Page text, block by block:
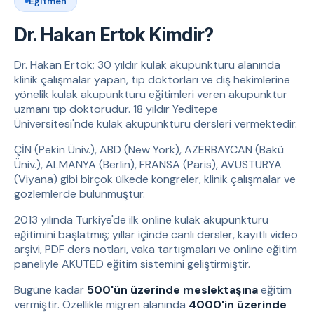
Dr. Hakan Ertok Kimdir?
Dr. Hakan Ertok; 30 yıldır kulak akupunkturu alanında
klinik çalışmalar yapan, tıp doktorları ve diş hekimlerine
yönelik kulak akupunkturu eğitimleri veren akupunktur
uzmanı tıp doktorudur. 18 yıldır Yeditepe
Üniversitesi'nde kulak akupunkturu dersleri vermektedir.
ÇİN (Pekin Üniv.), ABD (New York), AZERBAYCAN (Bakü
Üniv.), ALMANYA (Berlin), FRANSA (Paris), AVUSTURYA
(Viyana) gibi birçok ülkede kongreler, klinik çalışmalar ve
gözlemlerde bulunmuştur.
2013 yılında Türkiye'de ilk online kulak akupunkturu
eğitimini başlatmış; yıllar içinde canlı dersler, kayıtlı video
arşivi, PDF ders notları, vaka tartışmaları ve online eğitim
paneliyle AKUTED eğitim sistemini geliştirmiştir.
Bugüne kadar 500'ün üzerinde meslektaşınaeğitim
vermiştir. Özellikle migren alanında 4000'in üzerinde